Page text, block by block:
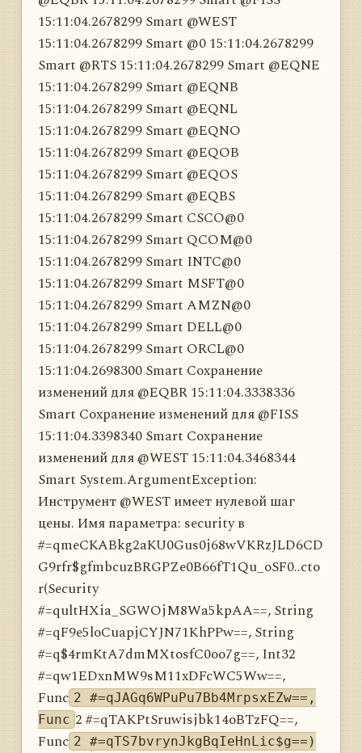
15:11:04.2678299 Smart @WEST
15:11:04.2678299 Smart @0 15:11:04.2678299
Smart @RTS 15:11:04.2678299 Smart @EQNE
15:11:04.2678299 Smart @EQNB
15:11:04.2678299 Smart @EQNL
15:11:04.2678299 Smart @EQNO
15:11:04.2678299 Smart @EQOB
15:11:04.2678299 Smart @EQOS
15:11:04.2678299 Smart @EQBS
15:11:04.2678299 Smart CSCO@0
15:11:04.2678299 Smart QCOM@0
15:11:04.2678299 Smart INTC@0
15:11:04.2678299 Smart MSFT@0
15:11:04.2678299 Smart AMZN@0
15:11:04.2678299 Smart DELL@0
15:11:04.2678299 Smart ORCL@0
15:11:04.2698300 Smart Сохранение
изменений для @EQBR 15:11:04.3338336
Smart Сохранение изменений для @FISS
15:11:04.3398340 Smart Сохранение
изменений для @WEST 15:11:04.3468344
Smart System.ArgumentException:
Инструмент @WEST имеет нулевой шаг
цены. Имя параметра: security в
#=qmeCKABkg2aKU0Gus0j68wVKRzJLD6CD
G9rfr$gfmbcuzBRGPZe0B66fT1Qu_oSF0..cto
r(Security
#=qultHXia_SGWOjM8Wa5kpAA==, String
#=qF9e5loCuapjCYJN71KhPPw==, String
#=q$4rmKtA7dmMXtosfC0oo7g==, Int32
#=qw1EDxnMW9sM11xDFcWC5Ww==,
Func 2 #=qJAGq6WPuPu7Bb4MrpsxEZw==,
Func 2 #=qTAKPtSruwisjbk14oBTzFQ==,
Func 2 #=qTS7bvrynJkgBqIeHnLic$g==)